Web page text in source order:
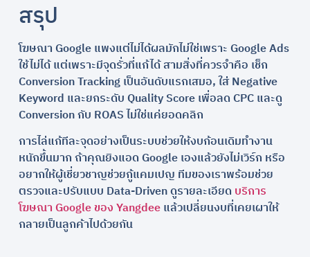
สรุป
โฆษณา Google แพงแต่ไม่ได้ผลมักไม่ใช่เพราะ Google Ads
ใช้ไม่ได้ แต่เพราะมีจุดรั่วที่แก้ได้ สามสิ่งที่ควรจำคือ เช็ก
Conversion Tracking เป็นอันดับแรกเสมอ, ใส่ Negative
Keyword และยกระดับ Quality Score เพื่อลด CPC และดู
Conversion กับ ROAS ไม่ใช่แค่ยอดคลิก
การไล่แก้ทีละจุดอย่างเป็นระบบช่วยให้งบก้อนเดิมทำงาน
หนักขึ้นมาก ถ้าคุณยิงแอด Google เองแล้วยังไม่เวิร์ก หรือ
อยากให้ผู้เชี่ยวชาญช่วยกู้แคมเปญ ทีมของเราพร้อมช่วย
ตรวจและปรับแบบ Data-Driven ดูรายละเอียด บริการ
โฆษณา Google ของ Yangdeeแล้วเปลี่ยนงบที่เคยเผาให้
กลายเป็นลูกค้าไปด้วยกัน